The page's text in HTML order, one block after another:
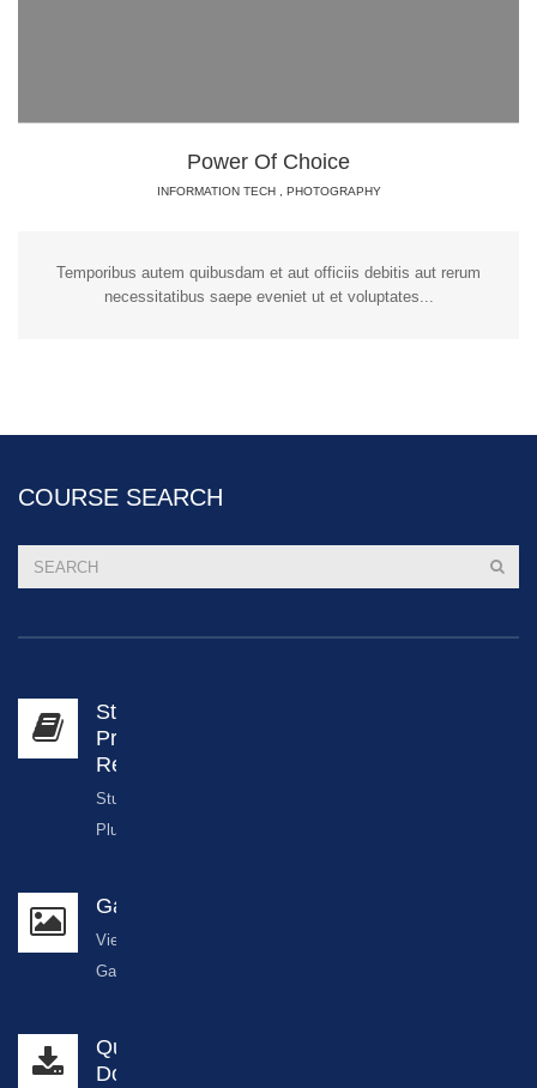
Power Of Choice
INFORMATION TECH, PHOTOGRAPHY
Temporibus autem quibusdam et aut officiis debitis aut rerum
necessitatibus saepe eveniet ut et voluptates...
COURSE SEARCH
Students
Pre-
Registration
Student
Plug
Gallery
View
Gallery
Quick
Download